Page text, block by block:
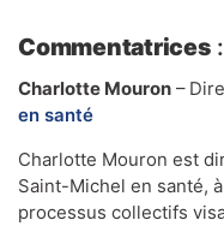
Commentatrices:
Charlotte Mouron –
en santé
Charlotte Mouron est
Saint-Michel en santé,
processus collectifs